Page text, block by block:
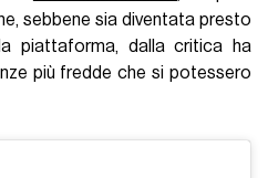
sebbene sia diventata presto
piattaforma, dalla critica ha
più fredde che si potessero